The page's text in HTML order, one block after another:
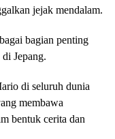
jejak mendalam.
bagian penting
Jepang.
di seluruh dunia
membawa
bentuk cerita dan